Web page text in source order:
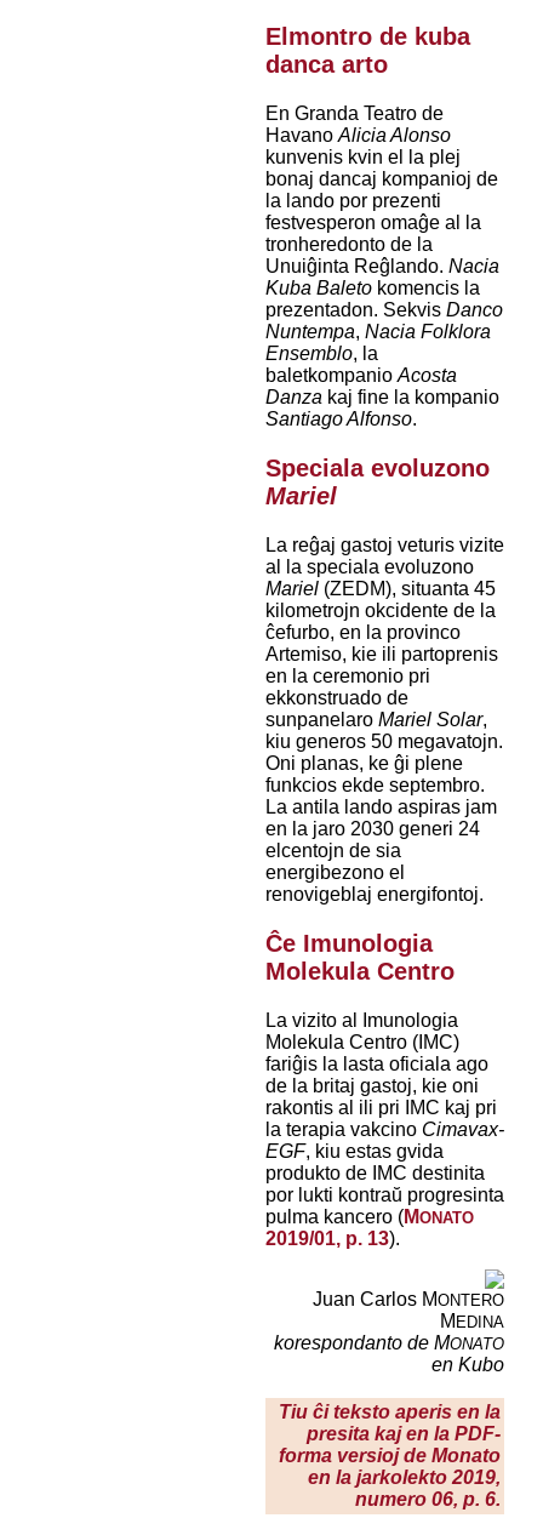
Elmontro de kuba
danca arto
En Granda Teatro de
Havano Alicia Alonso
kunvenis kvin el la plej
bonaj dancaj kompanioj de
la lando por prezenti
festvesperon omaĝe al la
tronheredonto de la
Unuiĝinta Reĝlando. Nacia
Kuba Baletokomencis la
prezentadon. Sekvis Danco
Nuntempa, Nacia Folklora
Ensemblo, la
baletkompanio Acosta
Danza kaj fine la kompanio
Santiago Alfonso.
Speciala evoluzono
Mariel
La reĝaj gastoj veturis vizite
al la speciala evoluzono
Mariel(ZEDM), situanta 45
kilometrojn okcidente de la
ĉefurbo, en la provinco
Artemiso, kie ili partoprenis
en la ceremonio pri
ekkonstruado de
sunpanelaro Mariel Solar,
kiu generos 50 megavatojn.
Oni planas, ke ĝi plene
funkcios ekde septembro.
La antila lando aspiras jam
en la jaro 2030 generi 24
elcentojn de sia
energibezono el
renovigeblaj energifontoj.
Ĉe Imunologia
Molekula Centro
La vizito al Imunologia
Molekula Centro (IMC)
fariĝis la lasta oficiala ago
de la britaj gastoj, kie oni
rakontis al ili pri IMC kaj pri
la terapia vakcino Cimavax-
EGF, kiu estas gvida
produkto de IMC destinita
por lukti kontraŭ progresinta
pulma kancero (MONATO
2019/01, p. 13).
Juan Carlos MONTERO
M EDINA
korespondanto de MONATO
en Kubo
Tiu ĉi teksto aperis en la
presita kaj en la PDF-
forma versioj de Monato
en la jarkolekto 2019,
numero 06, p. 6.